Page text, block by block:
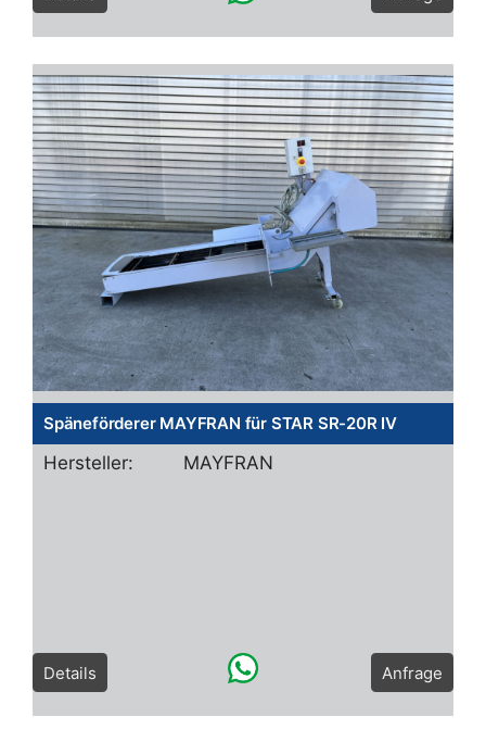
Späneförderer MAYFRAN für STAR SR-20R IV
Hersteller: MAYFRAN
Details Anfrage